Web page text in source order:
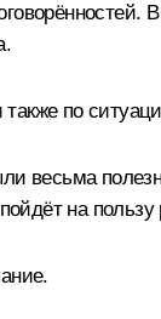
по
весьма
на